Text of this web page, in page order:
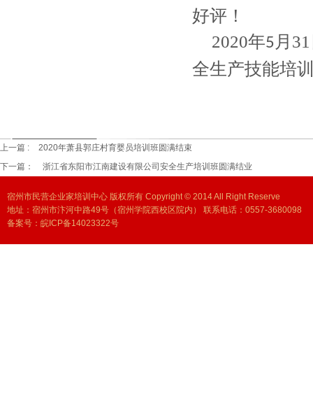
好评！
2020年5 月 31
全生产技能培
上一篇 :
2020年萧县郭庄村育婴员培训班圆满结束
下一篇：
浙江省东阳市江南建设有限公司安全生产培训班圆满结业
宿州市民营企业家培训中心 版权所有 Copyright © 2014 All Right Reserve
地址：宿州市汴河中路49号（宿州学院西校区院内） 联系电话：0557-3680098
备案号： 皖ICP备14023322号